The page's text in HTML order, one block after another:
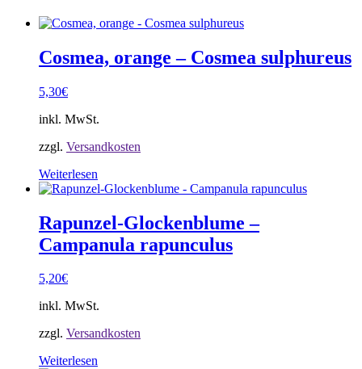
Cosmea, orange – Cosmea sulphureus
5,30€
inkl. MwSt.
zzgl. Versandkosten
Weiterlesen
Rapunzel-Glockenblume –
Campanula rapunculus
5,20€
inkl. MwSt.
zzgl. Versandkosten
Weiterlesen